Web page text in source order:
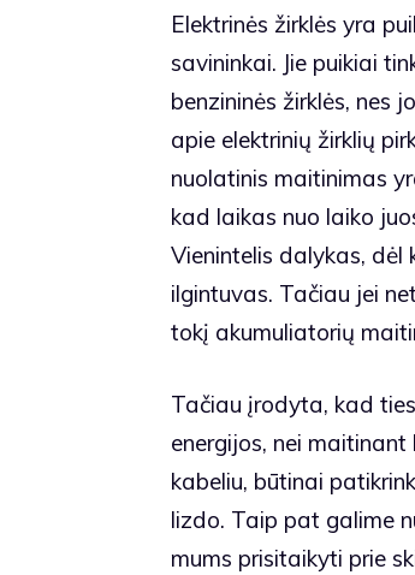
Elektrinės žirklės yra
savininkai. Jie puikiai
benzininės žirklės, nes
apie elektrinių žirklių
nuolatinis maitinimas
kad laikas nuo laiko
Vienintelis dalykas,
ilgintuvas. Tačiau jei
tokį akumuliatorių
Tačiau įrodyta, kad
energijos, nei maitinant
kabeliu, būtinai
lizdo. Taip pat galime
mums prisitaikyti prie